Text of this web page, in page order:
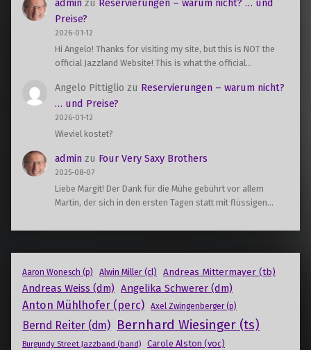
admin zu Reservierungen – warum nicht? … und
Preise?
2026-01-12
Hi Angelo! Thanks for visiting my site, but this is NOT the
official Jazzland Website! This is what the official…
Angelo Pittiglio zu Reservierungen – warum nicht?
… und Preise?
2026-01-12
Wieviel kostet?
admin zu Four Very Saxy Brothers
2025-08-07
Liebe Margit! Der Dank für die Mühe gebührt vor allem
Martin, der sich in den ersten Tagen statt mit flüssigen…
Aaron Wonesch (p) Alwin Miller (cl) Andreas Mittermayer (tb)
Andreas Weiss (dm) Angelika Schwerer (dm)
Anton Mühlhofer (perc) Axel Zwingenberger (p)
Bernd Reiter (dm) Bernhard Wiesinger (ts)
Burgundy Street Jazzband (band) Carole Alston (voc)